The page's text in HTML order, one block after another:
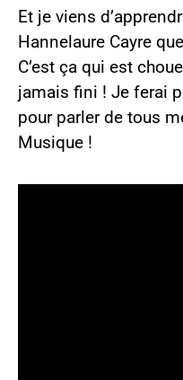
Et je viens
Hannelaure Cayre
C’est ça qui est
jamais fini ! Je ferai
pour parler de tous
Musique !